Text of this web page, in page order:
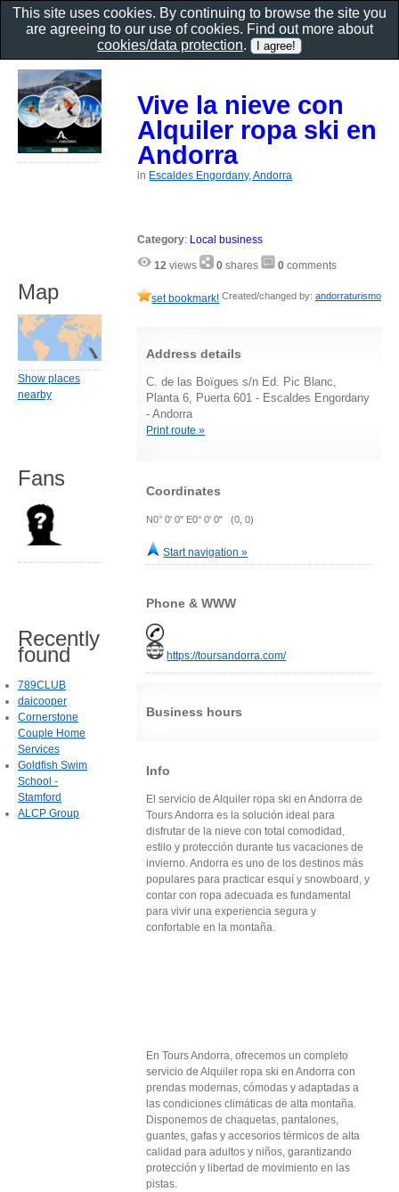
Vive la nieve con
Alquiler ropa ski en
Andorra
in Escaldes Engordany, Andorra
Category: Local business
12 views 0 shares 0 comments
set bookmark! Created/changed by: andorraturismo
Address details
C. de las Boïgues s/n Ed. Pic Blanc,
Planta 6, Puerta 601 - Escaldes Engordany
- Andorra
Print route »
Coordinates
N0° 0' 0" E0° 0' 0" (0, 0)
Start navigation »
Phone & WWW
https://toursandorra.com/
Business hours
Info
El servicio de Alquiler ropa ski en Andorra de
Tours Andorra es la solución ideal para
disfrutar de la nieve con total comodidad,
estilo y protección durante tus vacaciones de
invierno. Andorra es uno de los destinos más
populares para practicar esquí y snowboard, y
contar con ropa adecuada es fundamental
para vivir una experiencia segura y
confortable en la montaña.
En Tours Andorra, ofrecemos un completo
servicio de Alquiler ropa ski en Andorra con
prendas modernas, cómodas y adaptadas a
las condiciones climáticas de alta montaña.
Disponemos de chaquetas, pantalones,
guantes, gafas y accesorios térmicos de alta
calidad para adultos y niños, garantizando
protección y libertad de movimiento en las
pistas.
Map
Show places
nearby
Fans
Recently
found
789CLUB
daicooper
Cornerstone
Couple Home
Services
Goldfish Swim
School -
Stamford
ALCP Group
This site uses cookies. By continuing to browse the site you
are agreeing to our use of cookies. Find out more about
cookies/data protection.